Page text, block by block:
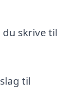
skrive til
til